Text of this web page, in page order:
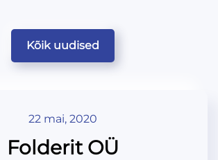
Kõik uudised
22 mai, 2020
Folderit OÜ